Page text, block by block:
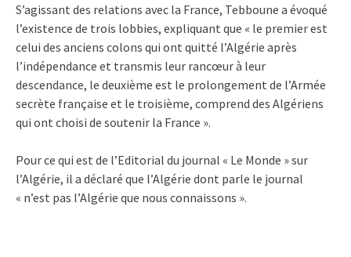
S’agissant des relations avec la France, Tebboune a évoqué
l’existence de trois lobbies, expliquant que « le premier est
celui des anciens colons qui ont quitté l’Algérie après
l’indépendance et transmis leur rancœur à leur
descendance, le deuxième est le prolongement de l’Armée
secrète française et le troisième, comprend des Algériens
qui ont choisi de soutenir la France ».
Pour ce qui est de l’Editorial du journal « Le Monde » sur
l’Algérie, il a déclaré que l’Algérie dont parle le journal
« n’est pas l’Algérie que nous connaissons ».